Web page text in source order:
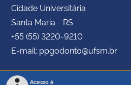
Cidade Universitária
Santa Maria - RS
+55 (55) 3220-9210
E-mail: ppgodonto@ufsm.br
Acesso à